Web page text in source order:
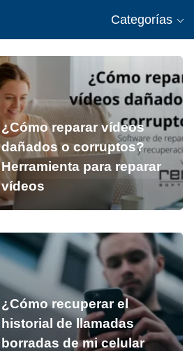
Categorías
¿Cómo reparar vídeos
dañados o corruptos?
Herramienta para reparar
vídeos
¿Cómo recuperar el
historial de llamadas
borradas de mi celular